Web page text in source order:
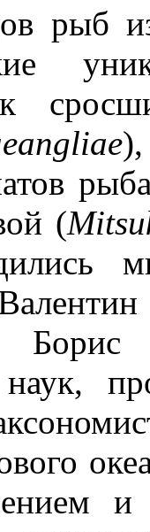
рыб
),
(
Борис
наук,
и